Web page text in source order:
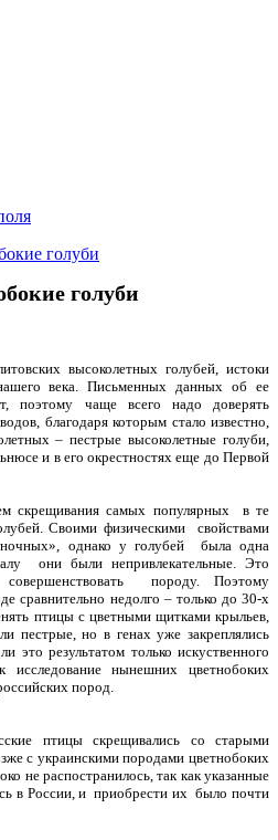
голуби
голуби
высоколетных голубей, истоки
века. Письменных данных об ее
поэтому чаще всего надо доверять
благодаря которым стало известно,
– пестрые высоколетные голуби,
и в его окрестностях еще до Первой
самых популярных в те
Своими физическими свойствами
однако у голубей была одна
они были непривлекательные. Это
совершенствовать породу. Поэтому
сравнительно недолго – только до 30-х
птицы с цветными щитками крыльев,
пестрые, но в генах уже закреплялись
это результатом только искуственного
нынешних цветнобоких
пород.
птицы скрещивались со старыми
с украинскими породами цветнобоких
не распостранилось, так как указанные
в России, и приобрести их было почти